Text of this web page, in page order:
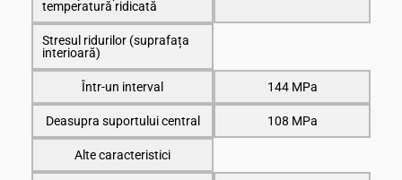
temperatură ridicată
Stresul ridurilor (suprafața
interioară)
Într-un interval 144 MPa
Deasupra suportului central 108 MPa
Alte caracteristici